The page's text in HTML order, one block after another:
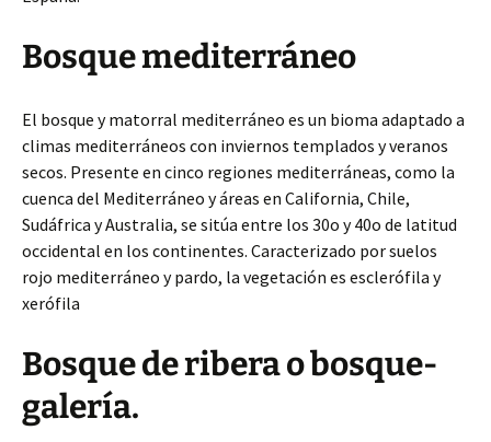
Bosque mediterráneo
El bosque y matorral mediterráneo es un bioma adaptado a
climas mediterráneos con inviernos templados y veranos
secos. Presente en cinco regiones mediterráneas, como la
cuenca del Mediterráneo y áreas en California, Chile,
Sudáfrica y Australia, se sitúa entre los 30o y 40o de latitud
occidental en los continentes. Caracterizado por suelos
rojo mediterráneo y pardo, la vegetación es esclerófila y
xerófila
Bosque de ribera o bosque-
galería.